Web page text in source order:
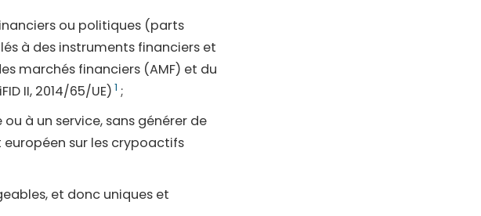
ou politiques (parts
à des instruments financiers et
marchés financiers (AMF) et du
II, 2014/65/UE) 1 ;
à un service, sans générer de
sur les crypoactifs
et donc uniques et